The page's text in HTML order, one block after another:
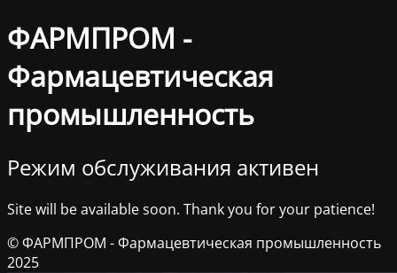
ФАРМПРОМ -
Фармацевтическая
промышленность
Режим обслуживания активен
Site will be available soon. Thank you for your patience!
© ФАРМПРОМ - Фармацевтическая промышленность
2025